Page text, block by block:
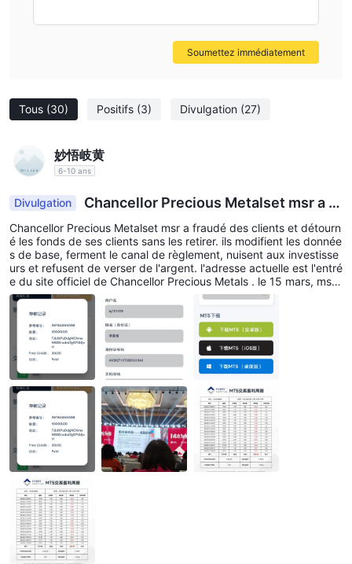
Tous (30) Positifs (3) Divulgation (27)
妙悟岐黄
6-10 ans
Divulgation
Chancellor Precious Metalset msr a fr
audé des clients, détourné les fonds de ses clien
ts et n'a pas réussi à se retirer.
Chancellor Precious Metalset msr a fraudé des clients et détourn
é les fonds de ses clients sans les retirer. ils modifient les donnée
s de base, ferment le canal de règlement, nuisent aux investisse
urs et refusent de verser de l'argent. l'adresse actuelle est l'entré
e du site officiel de Chancellor Precious Metals . le 15 mars, msr
a changé l'adresse de dépôt. je suis allé chez msr pour trouver u
ne théorie. msr n'a cessé de tergiverser, affirmant que leurs dirig
eants avaient été arrêtés. alors pouvez-vous détourner les fonds
des clients ? le 18 septembre, msr a fermé le réseau et s'est enfu
i en disant toujours qu'il négocierait son retrait. c'est une platefor
me frauduleuse, tout le monde, gardez les yeux ouverts. n'autori
sant pas les retraits, ils sont extrêmement éhontés.
Soumettez immédiatement